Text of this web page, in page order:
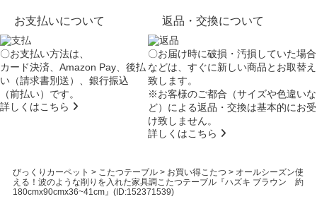
お支払いについて
〇お支払い方法は、
カード決済、Amazon Pay、後払
い（請求書別送）、銀行振込
（前払い）です。
詳しくはこちら
返品・交換について
〇お届け時に破損・汚損していた場合
などは、すぐに新しい商品とお取替え
致します。
※お客様のご都合（サイズや色違いな
ど）による返品・交換は基本的にお受
け致しません。
詳しくはこちら
びっくりカーペット > こたつテーブル> お買い得こたつ > オールシーズン使
える！波のような削りを入れた家具調こたつテーブル『ハズキ ブラウン 約
180cmx90cmx36~41cm』(ID:152371539)